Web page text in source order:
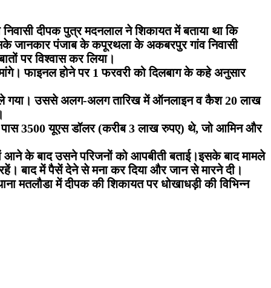
निवासी दीपक पुत्र मदनलाल ने शिकायत में बताया था कि
जानकार पंजाब के कपूरथला के अकबरपुर गांव निवासी
पर विश्वास कर लिया।
फाइनल होने पर 1 फरवरी को दिलबाग के कहे अनुसार
ले गया। उससे अलग-अलग तारिख में ऑनलाइन व कैश 20 लाख
3500 यूएस डॉलर (करीब 3 लाख रुपए) थे, जो आमिन और
के बाद उसने परिजनों को आपबीती बताई।इसके बाद मामले
बाद में पैसें देने से मना कर दिया और जान से मारने दी।
मतलौडा में दीपक की शिकायत पर धोखाधड़ी की विभिन्न